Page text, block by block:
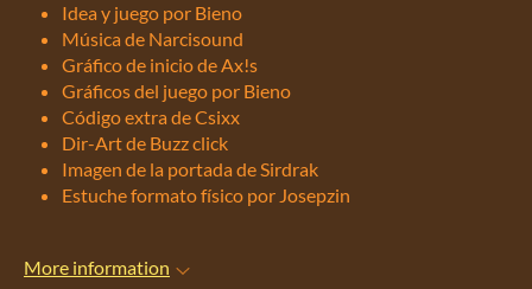
Idea y juego por Bieno
Música de Narcisound
Gráfico de inicio de Ax!s
Gráficos del juego por Bieno
Código extra de Csixx
Dir-Art de Buzz click
Imagen de la portada de Sirdrak
Estuche formato físico por Josepzin
More information